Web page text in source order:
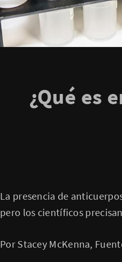
¿Qué es
La presencia de
pero los científicos
Por Stacey McKenna,